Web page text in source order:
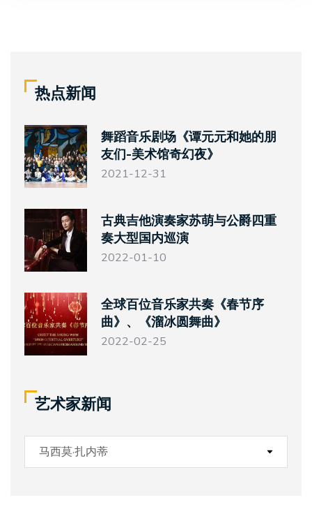
热点新闻
舞蹈音乐剧场《谭元元和她的朋
友们-美术馆奇幻夜》
2021-12-31
古典吉他演奏家苏萌与公爵四重
奏大型国内巡演
2022-01-10
全球百位音乐家共奏《春节序
曲》、《溜冰圆舞曲》
2022-02-25
艺术家新闻